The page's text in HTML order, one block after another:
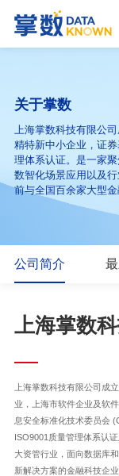
关于掌数
上海掌数科技有限公
精特新中小企业，证
理体系认证。是一家
数智化场景应用以及
前与全国百余家大型
公司简介
上海掌数
上海掌数科技有限公司成
业，上海市软件企业及软
息安全标准化技术委员会
ISO9001质量管理体系认
大资管行业，面向数据库
新解决方案的金融科技企业